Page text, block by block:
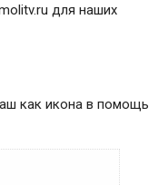
для наших
как икона в помощь